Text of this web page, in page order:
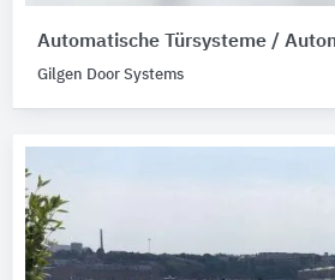
Automatische Türsysteme /
Gilgen Door Systems